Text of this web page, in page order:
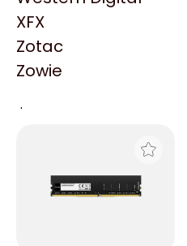
XFX
Zotac
Zowie
TRYHARDWARE
MEMORIA WICGTYP
$181.249